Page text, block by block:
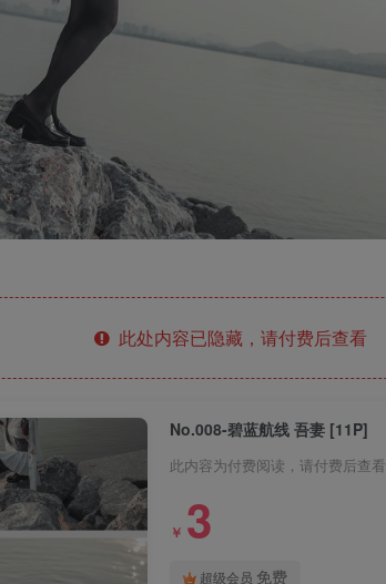
此处内容已隐藏，请付费后查看
No.008-碧蓝航线 吾妻 [11P]
此内容为付费阅读，请付费后查看
￥ 3
超级会员 免费